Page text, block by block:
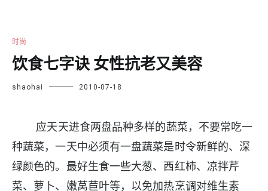
时尚
饮食七字诀 女性抗老又美容
shaohai 2010-07-18
应天天进食两盘品种多样的蔬菜，不要常吃一
种蔬菜，一天中必须有一盘蔬菜是时令新鲜的、深
绿颜色的。最好生食一些大葱、西红柿、凉拌芹
菜、萝卜、嫩莴苣叶等，以免加热烹调对维生素